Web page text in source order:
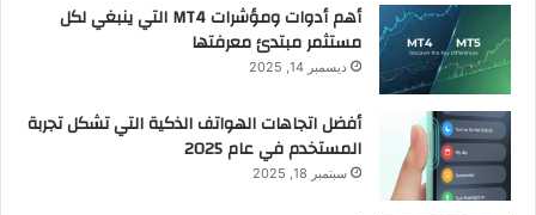
أهم أدوات ومؤشرات MT4 التي ينبغي لكل
مستثمر مبتدئ معرفتها
ديسمبر 14, 2025
أفضل اتجاهات الهواتف الذكية التي تشكل تجربة
المستخدم في عام 2025
سبتمبر 18, 2025